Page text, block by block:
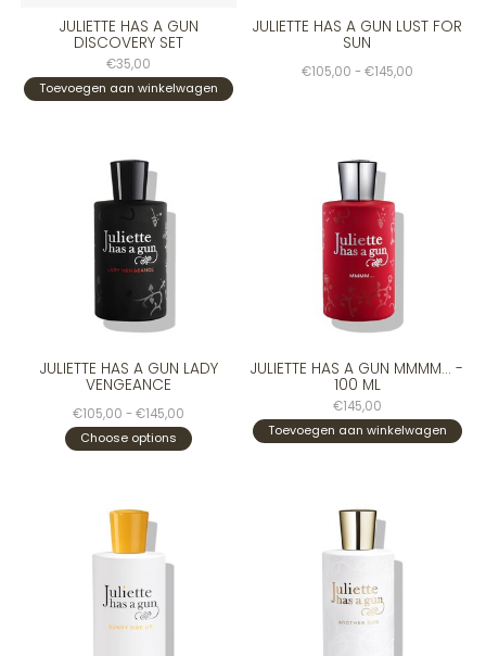
JULIETTE HAS A GUN
DISCOVERY SET
€35,00
Toevoegen aan winkelwagen
JULIETTE HAS A GUN LUST FOR
SUN
€105,00 - €145,00
JULIETTE HAS A GUN LADY
VENGEANCE
€105,00 - €145,00
Choose options
JULIETTE HAS A GUN MMMM... -
100 ML
€145,00
Toevoegen aan winkelwagen